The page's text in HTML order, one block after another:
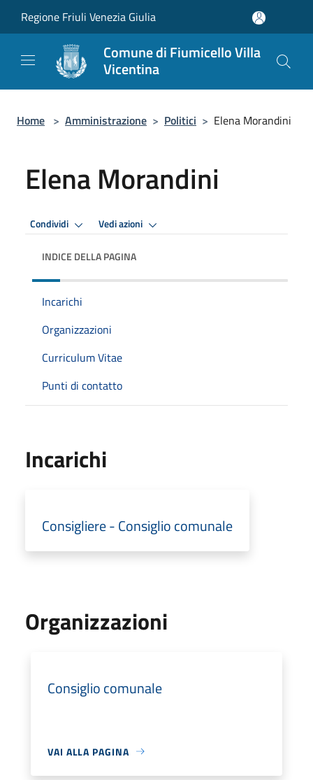
Regione Friuli Venezia Giulia
Comune di Fiumicello Villa
Vicentina
Home > Amministrazione > Politici > Elena Morandini
Elena Morandini
Condividi Vedi azioni
INDICE DELLA PAGINA
Incarichi
Organizzazioni
Curriculum Vitae
Punti di contatto
Incarichi
Consigliere - Consiglio comunale
Organizzazioni
Consiglio comunale
VAI ALLA PAGINA